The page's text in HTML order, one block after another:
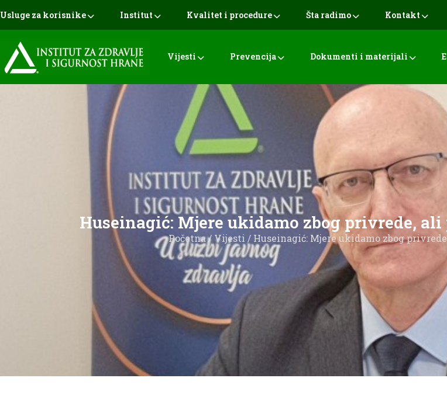
Usluge za korisnike Institut Kvalitet i procedure Šta radimo Kontakt
Vijesti Prevencija Dokumenti i materijali
Huseinagić: Mjere ukidamo zbog privrede,
Početna/Vijesti / Huseinagić: Mjere ukidamo zbog